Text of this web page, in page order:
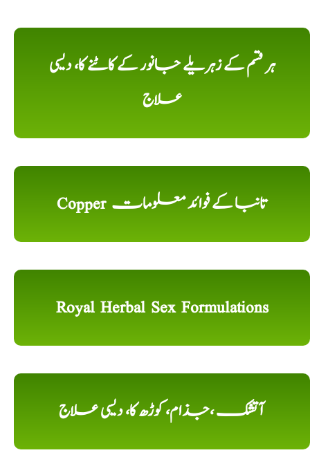
ہر قسم کے زہریلے جانور کے کاٹنے کا، دیسی
علاج
Copper تانبا کے فوائد معلومات
Royal Herbal Sex Formulations
آتشک ،جذام، کوڑھ کا، دیسی علاج